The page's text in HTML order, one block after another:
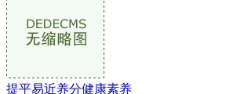
提平易近养分健康素养